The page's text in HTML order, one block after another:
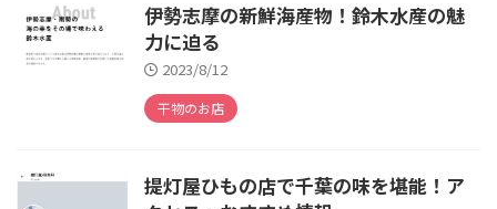
伊勢志摩の新鮮海産物！鈴木水産の魅
力に迫る
2023/8/12
干物のお店
提灯屋ひもの店で千葉の味を堪能！ア